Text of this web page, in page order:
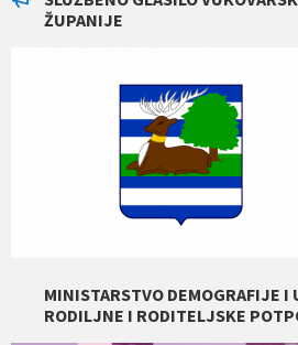
ŽUPANIJE
MINISTARSTVO DEMOGRAFIJE I
RODILJNE I RODITELJSKE